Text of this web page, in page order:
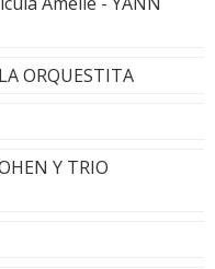
ORQUESTITA
Y TRIO